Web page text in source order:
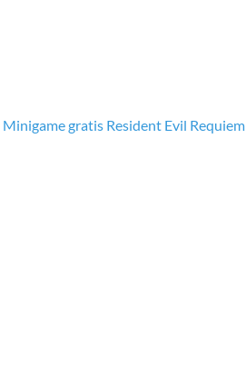
Minigame gratis Resident Evil Requiem